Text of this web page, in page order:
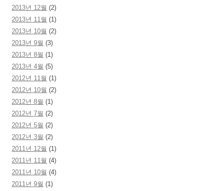
2013년 12월 (2)
2013년 11월 (1)
2013년 10월 (2)
2013년 9월 (3)
2013년 8월 (1)
2013년 4월 (5)
2012년 11월 (1)
2012년 10월 (2)
2012년 8월 (1)
2012년 7월 (2)
2012년 5월 (2)
2012년 3월 (2)
2011년 12월 (1)
2011년 11월 (4)
2011년 10월 (4)
2011년 9월 (1)